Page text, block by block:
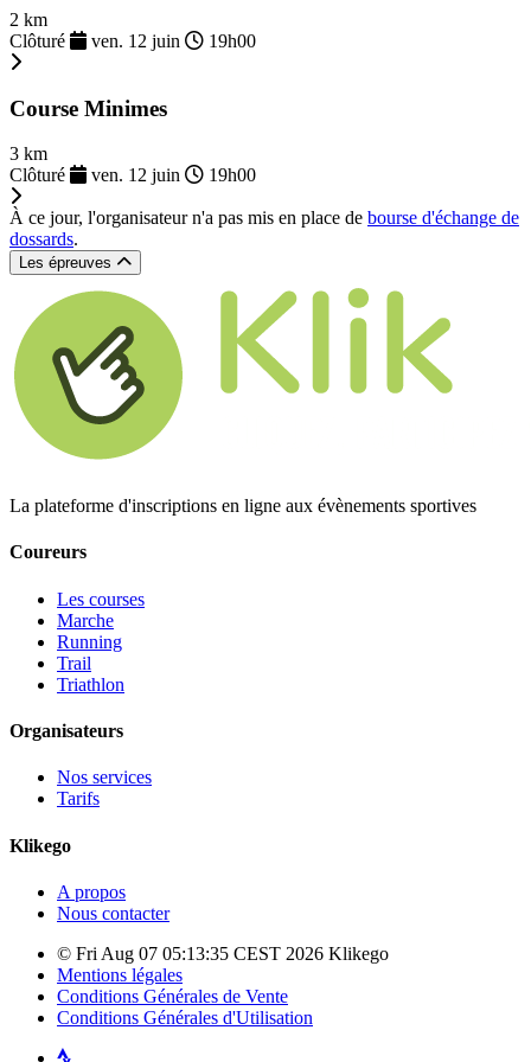
2 km
Clôturé
ven. 12 juin 19h00
Course Minimes
3 km
Clôturé
ven. 12 juin 19h00
À ce jour, l'organisateur n'a pas mis en place de bourse d'échange de
dossards.
Les épreuves
La plateforme d'inscriptions en ligne aux évènements sportives
Coureurs
Les courses
Marche
Running
Trail
Triathlon
Organisateurs
Nos services
Tarifs
Klikego
A propos
Nous contacter
© Fri Aug 07 05:13:35 CEST 2026 Klikego
Mentions légales
Conditions Générales de Vente
Conditions Générales d'Utilisation
Strava